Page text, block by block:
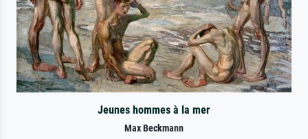
Jeunes hommes à la mer
Max Beckmann